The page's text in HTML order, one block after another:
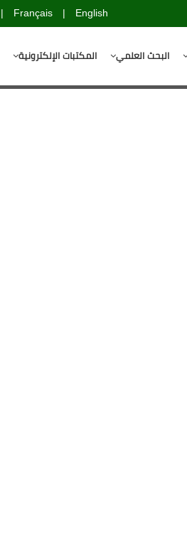
English
|
Français
|
البحث العلمي المكتبات الإلكترونية